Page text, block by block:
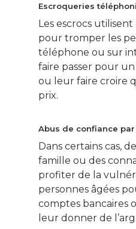
Escroqueries
Les escrocs
pour tromper les
téléphone ou sur
faire passer pour
ou leur faire croire
prix.
Abus de confiance
Dans certains cas,
famille ou des
profiter de la
personnes âgées
comptes bancaires
leur donner de